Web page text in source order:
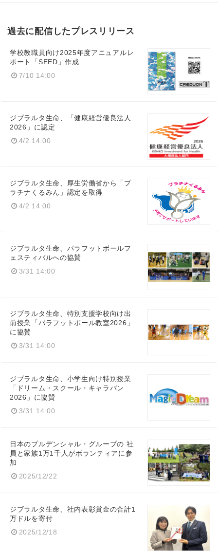
過去に配信したプレスリリース
学校教職員向け2025年度アニュアルレ
ポート「SEED」作成
7/10 14:00
ジブラルタ生命、「健康経営優良法人
2026」に認定
4/2 14:00
ジブラルタ生命、厚生労働省から「プ
ラチナくるみん」認定を取得
4/2 14:00
ジブラルタ生命、パラフットボールフ
ェスティバルへの協賛
3/31 14:00
ジブラルタ生命、特別支援学校向け出
前授業「パラフットボール教室2026」
に協賛
3/31 14:00
ジブラルタ生命、小学生向け特別授業
「ドリーム・スクール・キャラバン
2026」に協賛
3/31 14:00
日本のプルデンシャル・グループの 社
員と家族1万1千人がボランティアに参
加
2025/12/22
ジブラルタ生命、社内表彰賞金の合計1
万ドルを寄付
2025/12/18